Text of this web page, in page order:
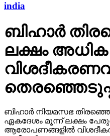
india
ബിഹാര്‍
ലക്ഷം അധിക
ബിഹാര്‍ നിയമസഭ
ഏകദേശം മൂന്ന് ലക്ഷം
ആരോപണങ്ങളില്‍